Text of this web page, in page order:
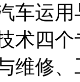
车运
术四
维修